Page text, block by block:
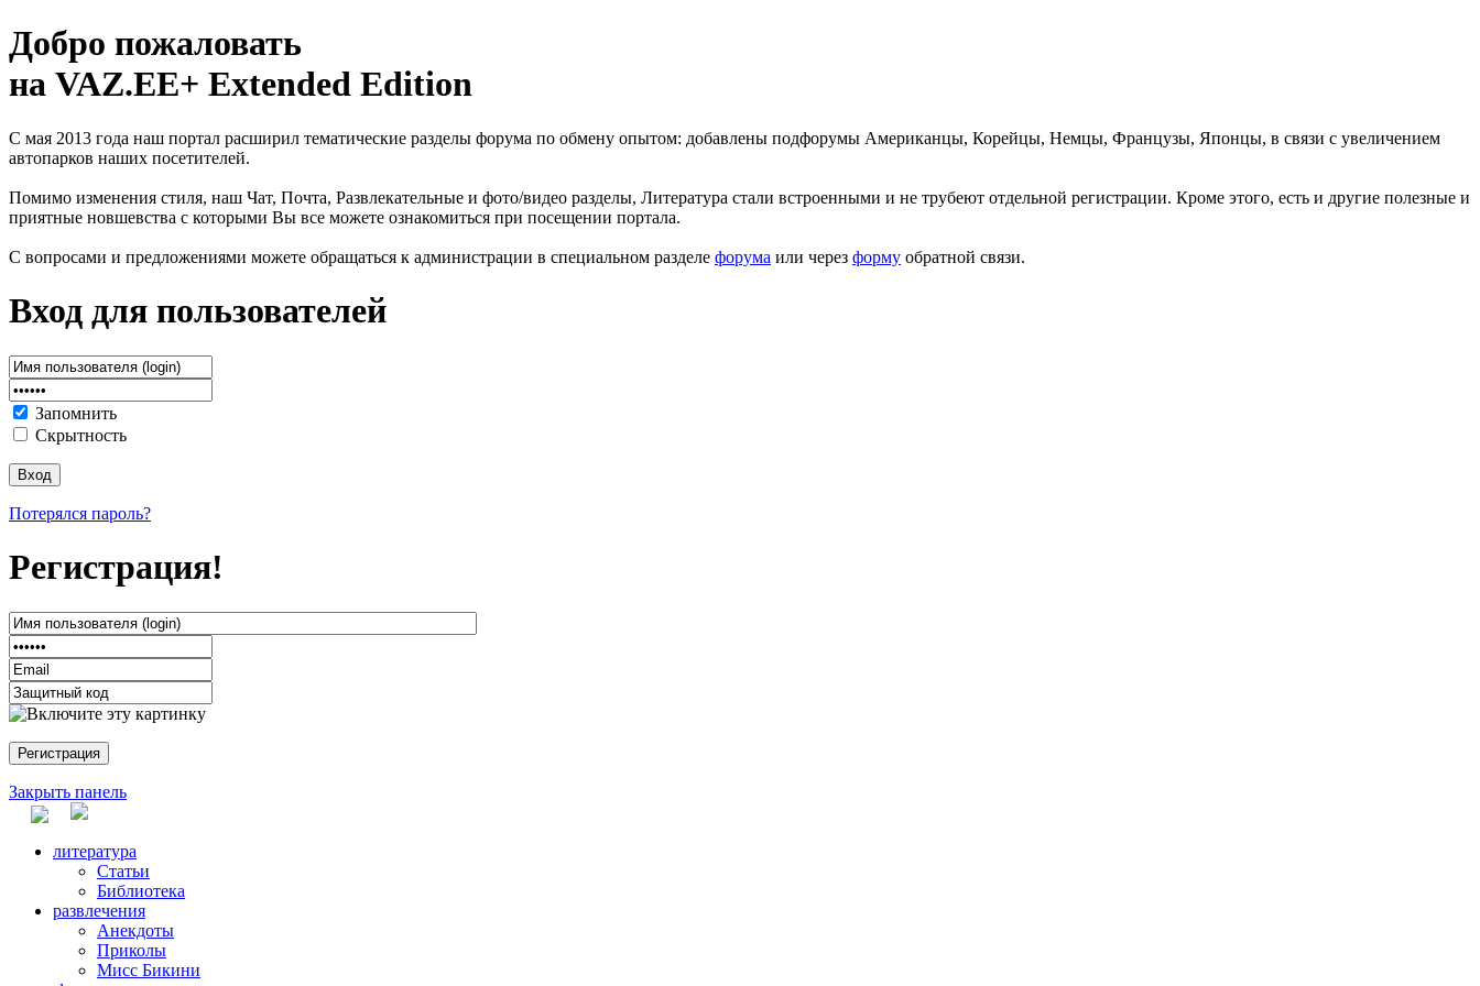
Добро пожаловать
на VAZ.EE+ Extended Edition
С мая 2013 года наш портал расширил тематические разделы форума по обмену опытом: добавлены подфорумы Американцы, Корейцы, Немцы, Французы, Японцы, в связи с увеличением
автопарков наших посетителей.
Помимо изменения стиля, наш Чат, Почта, Развлекательные и фото/видео разделы, Литература стали встроенными и не трубеют отдельной регистрации. Кроме этого, есть и другие полезные и
приятные новшевства с которыми Вы все можете ознакомиться при посещении портала.
С вопросами и предложениями можете обращаться к администрации в специальном разделе форума или через форму обратной связи.
Вход для пользователей
Запомнить
Скрытность
Потерялся пароль?
Регистрация!
Закрыть панель
литература
Статьи
Библиотека
развлечения
Анекдоты
Приколы
Мисс Бикини